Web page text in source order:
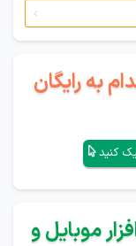
به رایگان
کنید
موبایل و